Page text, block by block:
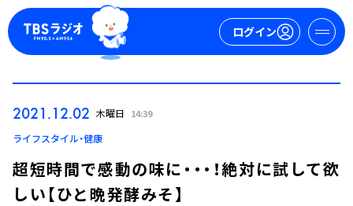
ログイン
ログイン
2021.12.02 木曜日 14:39
ライフスタイル・健康
超短時間で感動の味に・・・！絶対に試して欲
しい【ひと晩発酵みそ】